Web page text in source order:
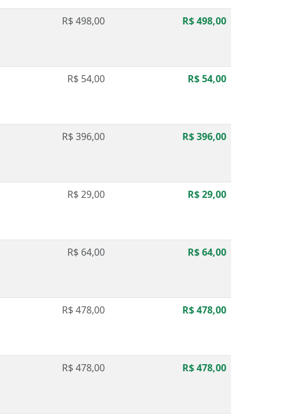
R$ 498,00 R$ 498,00
R$ 54,00 R$ 54,00
R$ 396,00 R$ 396,00
R$ 29,00 R$ 29,00
R$ 64,00 R$ 64,00
R$ 478,00 R$ 478,00
R$ 478,00 R$ 478,00